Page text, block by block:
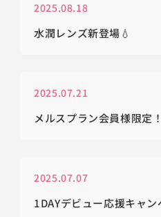
2025.08.18
水潤レンズ新登場💧
2025.07.21
メルスプラン会員様限定！
2025.07.07
1DAYデビュー応援キャン